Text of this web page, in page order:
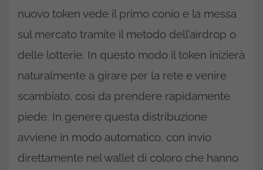
nuovo token vede il primo conio e la messa
sul mercato tramite il metodo dell’airdrop o
delle lotterie. In questo modo il token inizierà
naturalmente a girare per la rete e venire
scambiato, così da prendere rapidamente
piede. In genere questa distribuzione
avviene in modo automatico, con invio
direttamente nel wallet di coloro che hanno